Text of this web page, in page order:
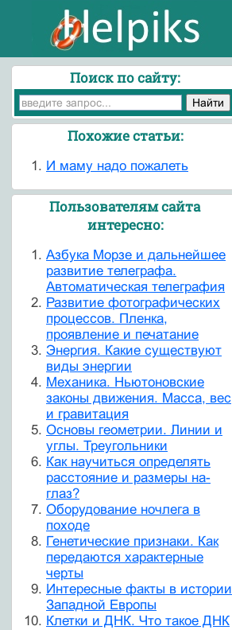
Поиск по сайту:
Похожие статьи:
И маму надо пожалеть
Пользователям сайта
интересно:
Азбука Морзе и дальнейшее
развитие телеграфа.
Автоматическая телеграфия
Развитие фотографических
процессов. Пленка,
проявление и печатание
Энергия. Какие существуют
виды энергии
Механика. Ньютоновские
законы движения. Масса, вес
и гравитация
Основы геометрии. Линии и
углы. Треугольники
Как научиться определять
расстояние и размеры на-
глаз?
Оборудование ночлега в
походе
Генетические признаки. Как
передаются характерные
черты
Интересные факты в истории
Западной Европы
Клетки и ДНК. Что такое ДНК